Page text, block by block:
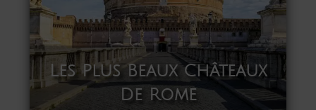
Les Plus Beaux Châteaux
De Rome